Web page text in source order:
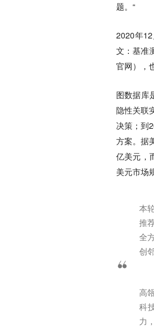
题。“
2020年
文：基准
官网），
图数据库
隐性关联
决策；到
方案。据
亿美元，
美元市场
本
推
全
创
高
科
力